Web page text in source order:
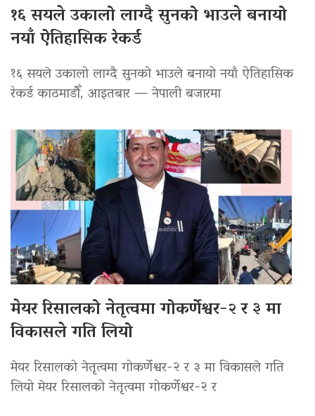
१६ सयले उकालो लाग्दै सुनको भाउले बनायो
नयाँ ऐतिहासिक रेकर्ड
१६ सयले उकालो लाग्दै सुनको भाउले बनायो नयाँ ऐतिहासिक
रेकर्ड काठमाडौँ, आइतबार — नेपाली बजारमा
मेयर रिसालको नेतृत्वमा गोकर्णेश्वर-२ र ३ मा
विकासले गति लियो
मेयर रिसालको नेतृत्वमा गोकर्णेश्वर-२ र ३ मा विकासले गति
लियो मेयर रिसालको नेतृत्वमा गोकर्णेश्वर-२ र